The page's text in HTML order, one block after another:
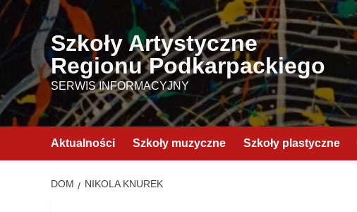
Przejdź
treści
Szkoły Artystyczne
Regionu Podkarpackiego
SERWIS INFORMACYJNY
Aktualności Szkoły muzyczne Szkoły plastyczne
DOM NIKOLA KNUREK